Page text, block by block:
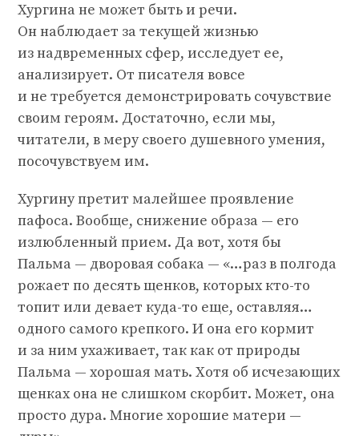
Хургина не может быть и речи.
Он наблюдает за текущей жизнью
из надвременных сфер, исследует ее,
анализирует. От писателя вовсе
и не требуется демонстрировать сочувствие
своим героям. Достаточно, если мы,
читатели, в меру своего душевного умения,
посочувствуем им.
Хургину претит малейшее проявление
пафоса. Вообще, снижение образа — его
излюбленный прием. Да вот, хотя бы
Пальма — дворовая собака — «…раз в полгода
рожает по десять щенков, которых кто-то
топит или девает куда-то еще, оставляя…
одного самого крепкого. И она его кормит
и за ним ухаживает, так как от природы
Пальма — хорошая мать. Хотя об исчезающих
щенках она не слишком скорбит. Может, она
просто дура. Многие хорошие матери —